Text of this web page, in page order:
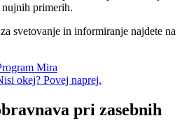
primerih.
svetovanje in informiranje najdete na
Mira
okej? Povej naprej.
pri zasebnih